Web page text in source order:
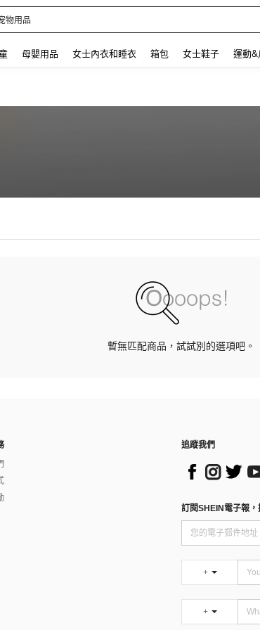
物用品
母嬰用品 女士內衣和睡衣 箱包 女士鞋子 運動&
暫無匹配商品，試試別的選項吧。
追蹤我們
訂閱SHEIN電子報
+
+